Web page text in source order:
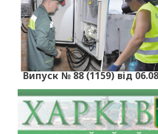
Випуск № 88 (1159) від